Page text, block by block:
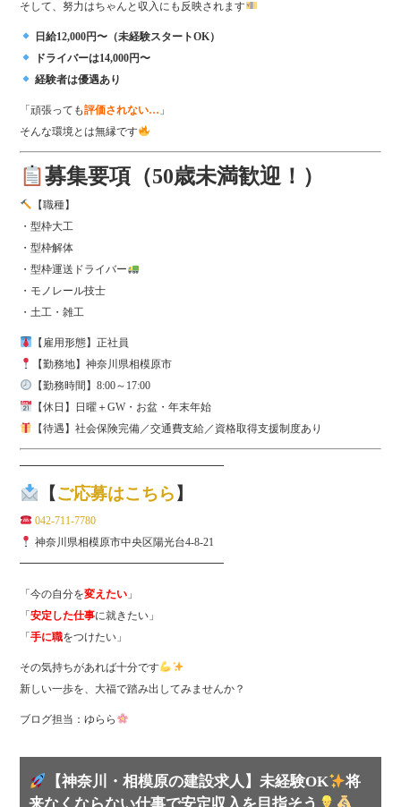
そして、努力はちゃんと収入にも反映されます
日給12,000円〜（未経験スタートOK）
ドライバーは14,000円〜
経験者は優遇あり
「頑張っても評価されない… 」
そんな環境とは無縁です
募集要項（50歳未満歓迎！）
【職種】
・型枠大工
・型枠解体
・型枠運送ドライバー
・モノレール技士
・土工・雑工
【雇用形態】正社員
【勤務地】神奈川県相模原市
【勤務時間】8:00～17:00
【休日】日曜＋GW・お盆・年末年始
【待遇】社会保険完備／交通費支給／資格取得支援制度あり
━━━━━━━━━━━━━━━━━━━
【ご応募はこちら 】
042-711-7780
神奈川県相模原市中央区陽光台4-8-21
━━━━━━━━━━━━━━━━━━━
「今の自分を変えたい 」
「安定した仕事に就きたい」
「手に職をつけたい」
その気持ちがあれば十分です
新しい一歩を、大福で踏み出してみませんか？
ブログ担当：ゆらら
【神奈川・相模原の建設求人】未経験OK
将